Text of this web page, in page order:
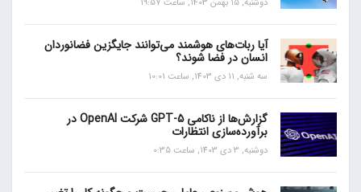
آیا ربات‌های هوشمند می‌توانند جایگزین فضانوردان
انسان در فضا شوند؟
سه شنبه, 11 دی 1403, ساعت 10:01
گزارش‌ها از ناکامی GPT-5 شرکت OpenAI در
برآورده‌سازی انتظارات
دوشنبه, 3 دی 1403, ساعت 0:35